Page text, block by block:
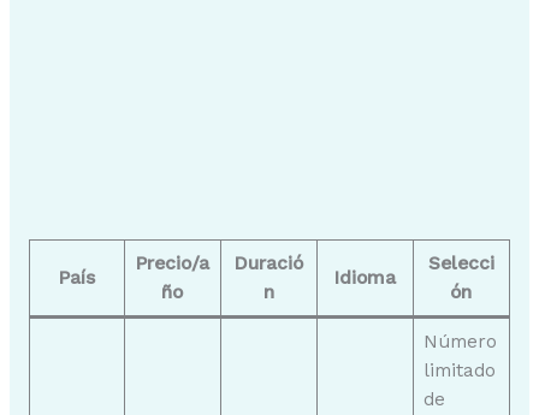
País
Precio/a
ño
Duració
n
Idioma
Selecci
ón
Número
limitado
de